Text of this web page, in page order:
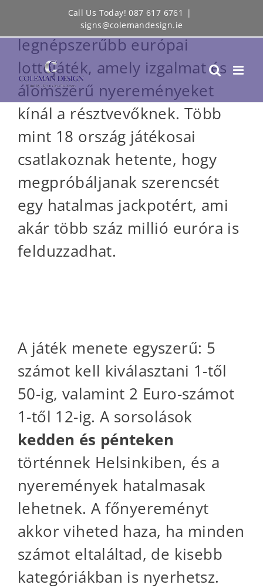
to
content
Call Us Today! 087 617 6761
|
signs@colemandesign.ie
Az Eurojackpot az egyik
legnépszerűbb európai
lottójáték, amely izgalmat és
álomszerű nyereményeket
kínál a résztvevőknek. Több
mint 18 ország játékosai
csatlakoznak hetente, hogy
megpróbáljanak szerencsét
egy hatalmas jackpotért, ami
akár több száz millió euróra is
felduzzadhat.
A játék menete egyszerű: 5
számot kell kiválasztani 1-től
50-ig, valamint 2 Euro-számot
1-től 12-ig. A sorsolások
kedden és pénteken
történnek Helsinkiben, és a
nyeremények hatalmasak
lehetnek. A főnyereményt
akkor viheted haza, ha minden
számot eltaláltad, de kisebb
kategóriákban is nyerhetsz.